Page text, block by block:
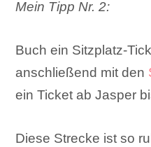
Mein Tipp Nr. 2:
Buch ein Sitzplatz-
anschließend mit den
ein Ticket ab Jasper
Diese Strecke ist so